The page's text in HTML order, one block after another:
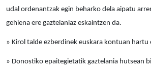
udal ordenantzak egin beharko dela aipatu
gehiena ere gaztelaniaz eskaintzen da.
» Kirol talde ezberdinek euskara kontuan hartu
» Donostiko epaitegietatik gaztelania hutsean